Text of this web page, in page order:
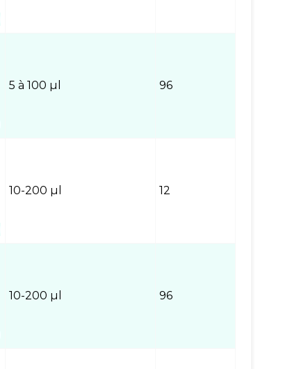
5 à 100 µl 96
10-200 µl 12
10-200 µl 96